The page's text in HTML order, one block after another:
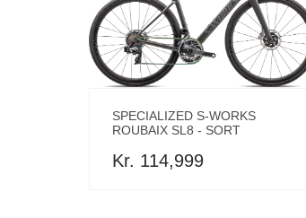
SPECIALIZED S-WORKS
ROUBAIX SL8 - SORT
Kr. 114,999